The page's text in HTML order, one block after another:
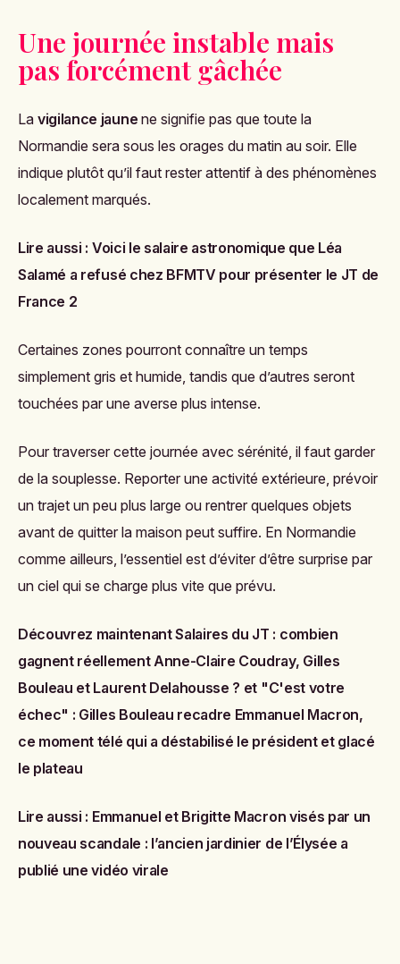
Une journée instable mais
pas forcément gâchée
La vigilance jaune ne signifie pas que toute la
Normandie sera sous les orages du matin au soir. Elle
indique plutôt qu’il faut rester attentif à des phénomènes
localement marqués.
Lire aussi : Voici le salaire astronomique que Léa
Salamé a refusé chez BFMTV pour présenter le JT de
France 2
Certaines zones pourront connaître un temps
simplement gris et humide, tandis que d’autres seront
touchées par une averse plus intense.
Pour traverser cette journée avec sérénité, il faut garder
de la souplesse. Reporter une activité extérieure, prévoir
un trajet un peu plus large ou rentrer quelques objets
avant de quitter la maison peut suffire. En Normandie
comme ailleurs, l’essentiel est d’éviter d’être surprise par
un ciel qui se charge plus vite que prévu.
Découvrez maintenantSalaires du JT : combien
gagnent réellement Anne-Claire Coudray, Gilles
Bouleau et Laurent Delahousse ? et "C'est votre
échec" : Gilles Bouleau recadre Emmanuel Macron,
ce moment télé qui a déstabilisé le président et glacé
le plateau
Lire aussi : Emmanuel et Brigitte Macron visés par un
nouveau scandale : l’ancien jardinier de l’Élysée a
publié une vidéo virale